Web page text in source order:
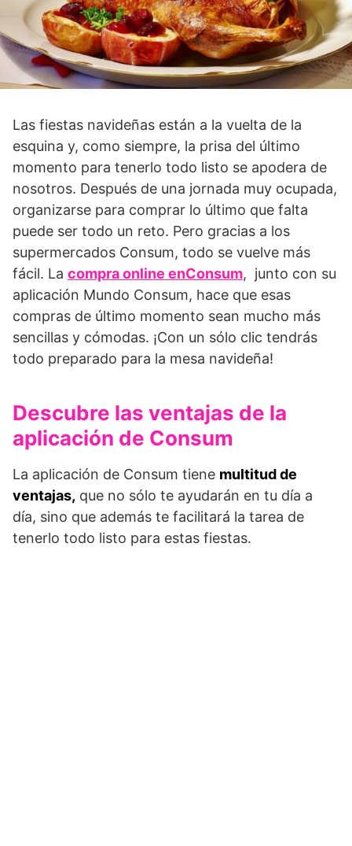
Las fiestas navideñas están a la vuelta de la
esquina y, como siempre, la prisa del último
momento para tenerlo todo listo se apodera de
nosotros. Después de una jornada muy ocupada,
organizarse para comprar lo último que falta
puede ser todo un reto. Pero gracias a los
supermercados Consum, todo se vuelve más
fácil. La compra online enConsum, junto con su
aplicación Mundo Consum, hace que esas
compras de último momento sean mucho más
sencillas y cómodas. ¡Con un sólo clic tendrás
todo preparado para la mesa navideña!
Descubre las ventajas de la
aplicación de Consum
La aplicación de Consum tiene multitud de
ventajas, que no sólo te ayudarán en tu día a
día, sino que además te facilitará la tarea de
tenerlo todo listo para estas fiestas.